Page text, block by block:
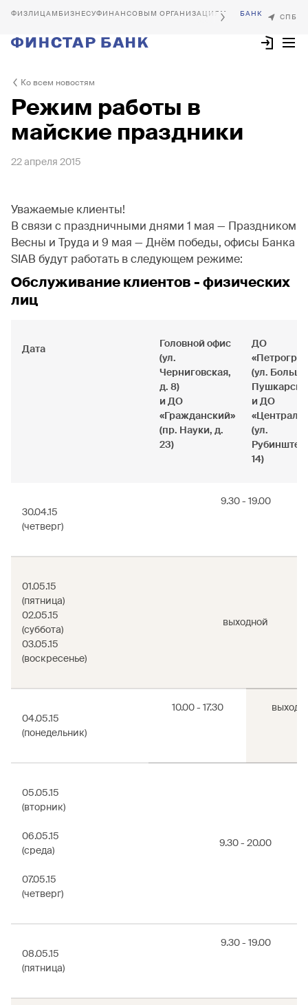
БИЗНЕСУФИНАНСОВЫМ ОРГАНИЗАЦИЯМ
Ко всем новостям
Режим работы в
майские праздники
22 апреля 2015
Уважаемые клиенты!
В связи с праздничными днями 1 мая — Праздником
Весны и Труда и 9 мая — Днём победы, офисы Банка
SIAB будут работать в следующем режиме:
Обслуживание клиентов - физических
лиц
Дата
Головной офис
(ул.
Черниговская,
д. 8)
и ДО
«Гражданский»
(пр. Науки, д.
23)
ДО
(ул.
и ДО
(ул.
14)
30.04.15
(четверг)
9.30 - 19.00
01.05.15
(пятница)
02.05.15
(суббота)
03.05.15
(воскресенье)
выходной
04.05.15
(понедельник)
10.00 - 17.30
05.05.15
(вторник)
06.05.15
(среда)
07.05.15
(четверг)
9.30 - 20.00
08.05.15
(пятница)
9.30 - 19.00